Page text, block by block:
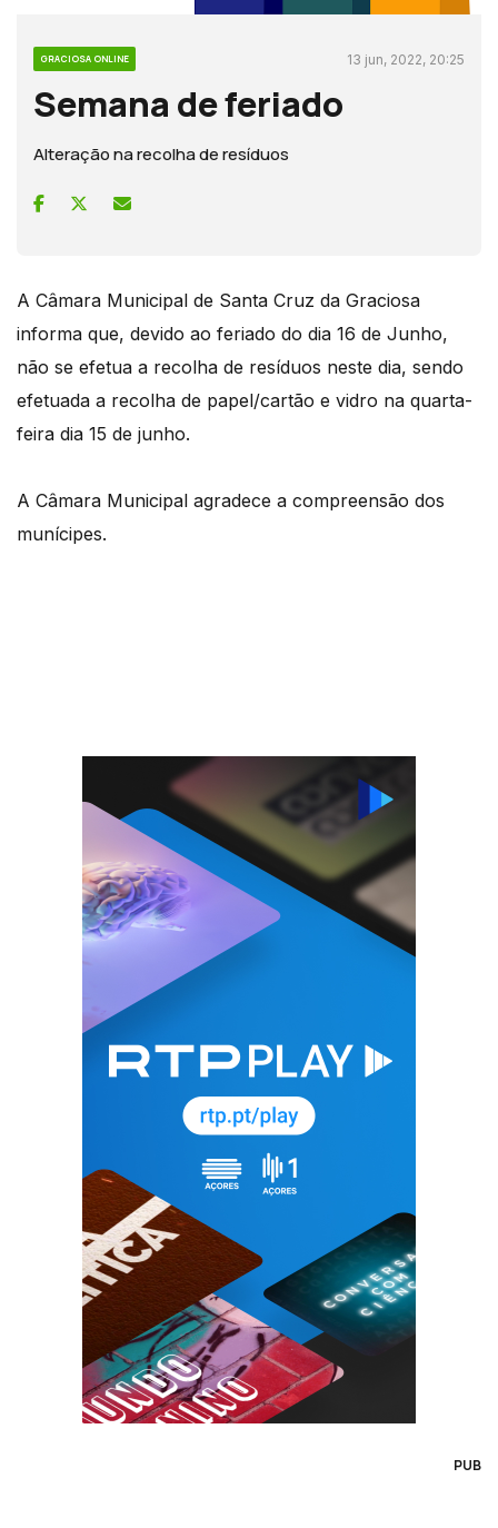
GRACIOSA ONLINE 13 jun, 2022, 20:25
Semana de feriado
Alteração na recolha de resíduos
A Câmara Municipal de Santa Cruz da Graciosa
informa que, devido ao feriado do dia 16 de Junho,
não se efetua a recolha de resíduos neste dia, sendo
efetuada a recolha de papel/cartão e vidro na quarta-
feira dia 15 de junho.
A Câmara Municipal agradece a compreensão dos
munícipes.
PUB